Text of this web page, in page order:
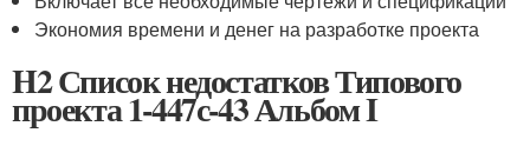
Экономия времени и денег на разработке проекта
H2 Список недостатков Типового
проекта 1-447с-43 Альбом I